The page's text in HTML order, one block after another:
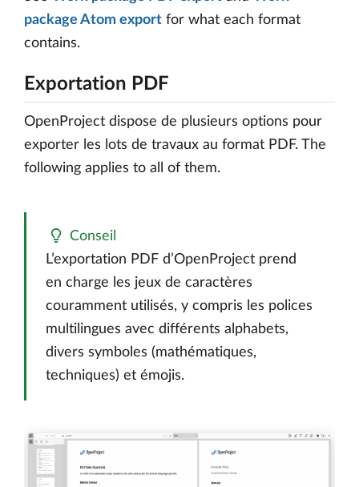
package Atom export for what each format
contains.
Exportation PDF
OpenProject dispose de plusieurs options pour
exporter les lots de travaux au format PDF. The
following applies to all of them.
Conseil
L’exportation PDF d’OpenProject prend
en charge les jeux de caractères
couramment utilisés, y compris les polices
multilingues avec différents alphabets,
divers symboles (mathématiques,
techniques) et émojis.